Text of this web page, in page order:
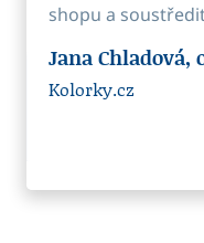
shopu a
Jana Chladová,
Kolorky.cz
FRANKL Pharma
only my business
Tomáš